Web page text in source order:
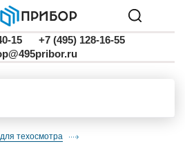
15
+7 (495) 128-16-55
техосмотра